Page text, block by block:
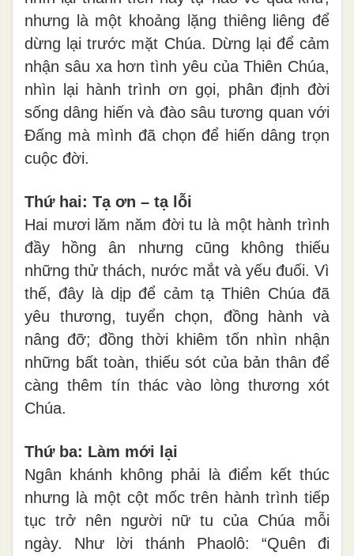
nhưng là một khoảng lặng thiêng liêng để
dừng lại trước mặt Chúa. Dừng lại để cảm
nhận sâu xa hơn tình yêu của Thiên Chúa,
nhìn lại hành trình ơn gọi, phân định đời
sống dâng hiến và đào sâu tương quan với
Đấng mà mình đã chọn để hiến dâng trọn
cuộc đời.
Thứ hai: Tạ ơn – tạ lỗi
Hai mươi lăm năm đời tu là một hành trình
đầy hồng ân nhưng cũng không thiếu
những thử thách, nước mắt và yếu đuối. Vì
thế, đây là dịp để cảm tạ Thiên Chúa đã
yêu thương, tuyển chọn, đồng hành và
nâng đỡ; đồng thời khiêm tốn nhìn nhận
những bất toàn, thiếu sót của bản thân để
càng thêm tín thác vào lòng thương xót
Chúa.
Thứ ba: Làm mới lại
Ngân khánh không phải là điểm kết thúc
nhưng là một cột mốc trên hành trình tiếp
tục trở nên người nữ tu của Chúa mỗi
ngày. Như lời thánh Phaolô: “Quên đi